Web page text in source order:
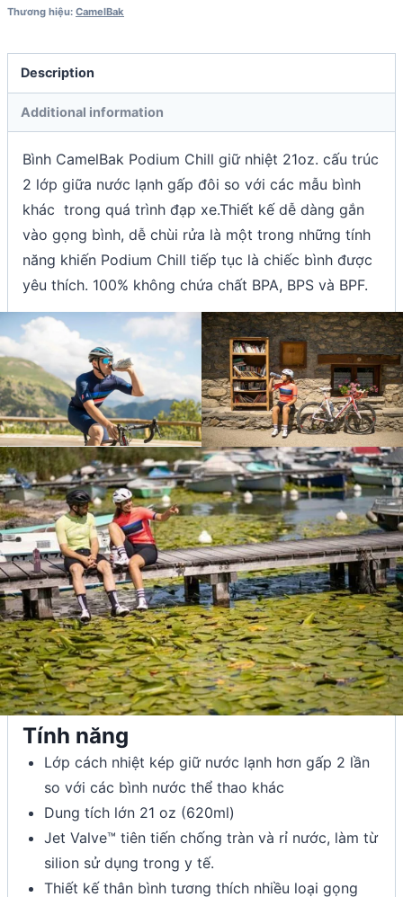
Thương hiệu: CamelBak
Description
Additional information
Bình CamelBak Podium Chill giữ nhiệt 21oz. cấu trúc
2 lớp giữa nước lạnh gấp đôi so với các mẫu bình
khác trong quá trình đạp xe.Thiết kế dễ dàng gắn
vào gọng bình, dễ chùi rửa là một trong những tính
năng khiến Podium Chill tiếp tục là chiếc bình được
yêu thích. 100% không chứa chất BPA, BPS và BPF.
Tính năng
Lớp cách nhiệt kép giữ nước lạnh hơn gấp 2 lần
so với các bình nước thể thao khác
Dung tích lớn 21 oz (620ml)
Jet Valve™ tiên tiến chống tràn và rỉ nước, làm từ
silion sử dụng trong y tế.
Thiết kế thân bình tương thích nhiều loại gọng